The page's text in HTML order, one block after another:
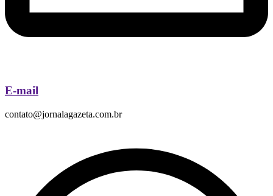
E-mail
contato@jornalagazeta.com.br